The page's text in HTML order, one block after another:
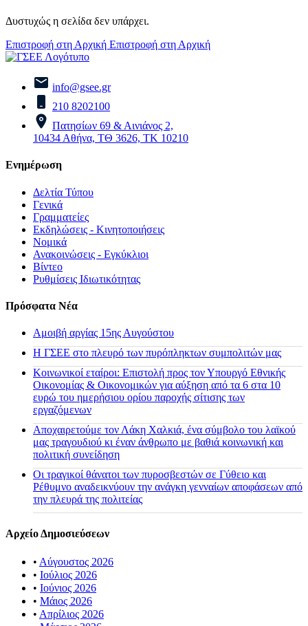
Δυστυχώς η σελίδα δεν υπάρχει.
Επιστροφή στη Αρχική Επιστροφή στη Αρχική
info@gsee.gr
210 8202100
Πατησίων 69 & Αινιάνος 2,
10434 Αθήνα, ΤΘ 3626, ΤΚ 10210
Ενημέρωση
Δελτία Τύπου
Γενικά
Γραμματείες
Εκδηλώσεις - Κινητοποιήσεις
Νομικά
Ανακοινώσεις - Εγκύκλιοι
Βίντεο
Ρυθμίσεις Ιδιωτικότητας
Πρόσφατα Νέα
Αμοιβή αργίας 15ης Αυγούστου
H ΓΣΕΕ στο πλευρό των πυρόπληκτων συμπολιτών μας
Κοινωνικοί εταίροι: Επιστολή προς τον Υπουργό Εθνικής
Οικονομίας & Οικονομικών για αύξηση από τα 6 στα 10
ευρώ του ημερήσιου ορίου παροχής σίτισης των
εργαζόμενων
Αποχαιρετούμε τον Λάκη Χαλκιά, ένα σύμβολο του λαϊκού
μας τραγουδιού κι έναν άνθρωπο με βαθιά κοινωνική και
πολιτική συνείδηση
Οι τραγικοί θάνατοι των πυροσβεστών σε Γύθειο και
Ρέθυμνο αναδεικνύουν την ανάγκη γενναίων αποφάσεων από
την πλευρά της πολιτείας
Αρχείο Δημοσιεύσεων
• Αύγουστος 2026
• Ιούλιος 2026
• Ιούνιος 2026
• Μάιος 2026
• Απρίλιος 2026